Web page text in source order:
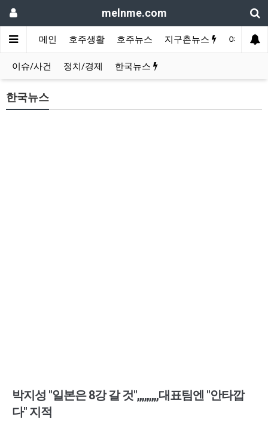
melnme.com
메인 호주생활 호주뉴스 지구촌뉴스 여행/카페
이슈/사건 정치/경제 한국뉴스
한국뉴스
박지성 "일본은 8강 갈 것",,,,,,,,,대표팀엔 "안타깝
다" 지적